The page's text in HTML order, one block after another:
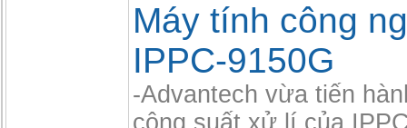
Máy tính công
IPPC-9150G
-Advantech vừa tiến
công suất xử lí của